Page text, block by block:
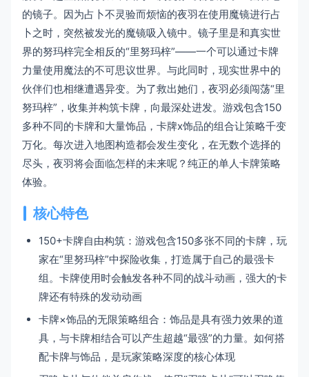
的镜子。因为占卜不灵验而烦恼的夜羽在使用魔镜进行占
卜之时，突然被发光的魔镜吸入镜中。镜子里是和真实世
界的努玛梓完全相反的“里努玛梓”——一个可以通过卡牌
力量使用魔法的不可思议世界。与此同时，现实世界中的
伙伴们也相继遭遇异变。为了救出她们，夜羽必须闯荡“里
努玛梓”，收集并构筑卡牌，向最深处进发。游戏包含150
多种不同的卡牌和大量饰品，卡牌x饰品的组合让策略千变
万化。每次进入地图构造都会发生变化，在无数个选择的
尽头，夜羽将会面临怎样的未来呢？纯正的单人卡牌策略
体验。
核心特色
150+卡牌自由构筑：游戏包含150多张不同的卡牌，玩
家在“里努玛梓”中探险收集，打造属于自己的最强卡
组。卡牌使用时会触发各种不同的战斗动画，强大的卡
牌还有特殊的发动动画
卡牌×饰品的无限策略组合：饰品是具有强力效果的道
具，与卡牌相结合可以产生超越“最强”的力量。如何搭
配卡牌与饰品，是玩家策略深度的核心体现